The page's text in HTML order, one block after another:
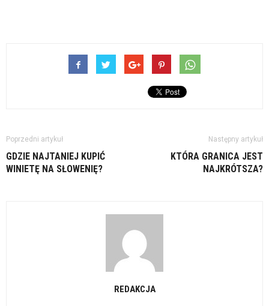
Poprzedni artykuł
GDZIE NAJTANIEJ KUPIĆ
WINIETĘ NA SŁOWENIĘ?
Następny artykuł
KTÓRA GRANICA JEST
NAJKRÓTSZA?
REDAKCJA